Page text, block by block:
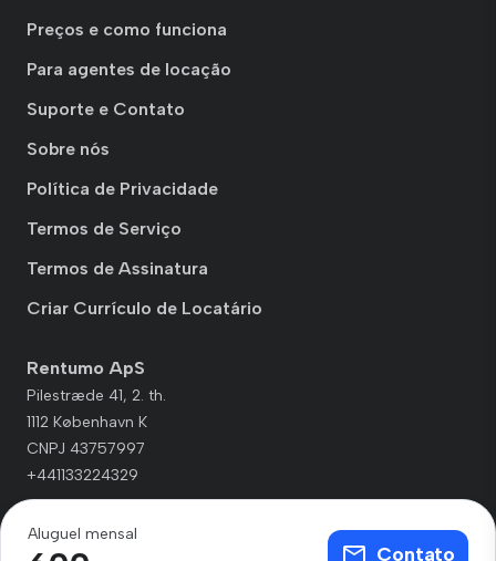
Aluguel mensal
Contato
Preços e como funciona
Para agentes de locação
Suporte e Contato
Sobre nós
Política de Privacidade
Termos de Serviço
Termos de Assinatura
Criar Currículo de Locatário
Rentumo ApS
Pilestræde 41, 2. th.
1112 København K
CNPJ 43757997
+441133224329